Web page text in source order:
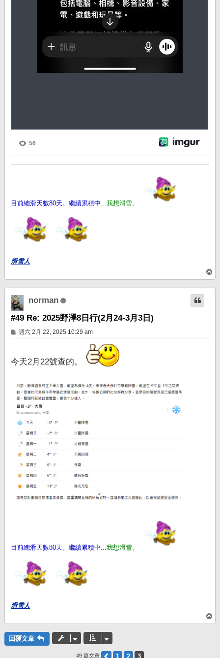
目前總滑天數80天。繼續累積中...我想滑雪。
滑雪人
頂
端
norman
#49 Re: 2025野澤8日行(2月24-3月3日)
文
章
週六 2月 22, 2025 10:29 am
今天2月22號查的。
目前總滑天數80天。繼續累積中...我想滑雪。
滑雪人
頂
回覆文章
49 篇文章 上一頁
1 2 3